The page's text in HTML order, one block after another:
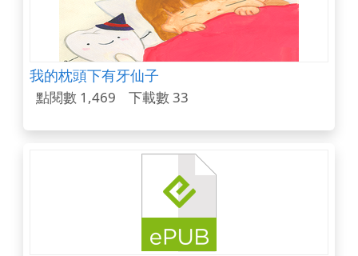
我的枕頭下有牙仙子
點閱數 1,469 下載數 33